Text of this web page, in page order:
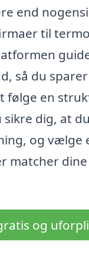
end
til
så du
følge en
sikre dig, at
og vælge
matcher
og